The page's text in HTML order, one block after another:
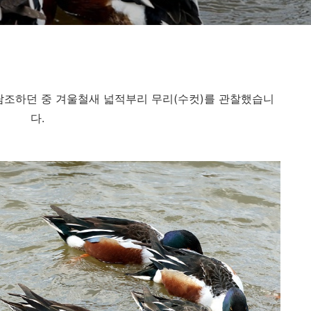
하던 중 겨울철새 넓적부리 무리(수컷)를 관찰했습니
다.